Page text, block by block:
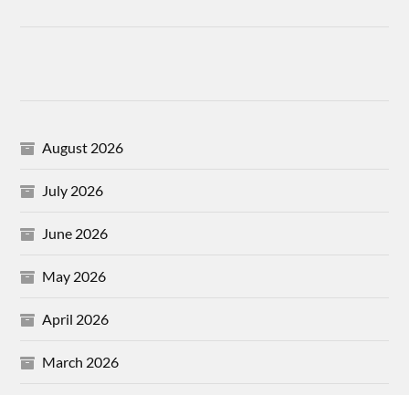
August 2026
July 2026
June 2026
May 2026
April 2026
March 2026